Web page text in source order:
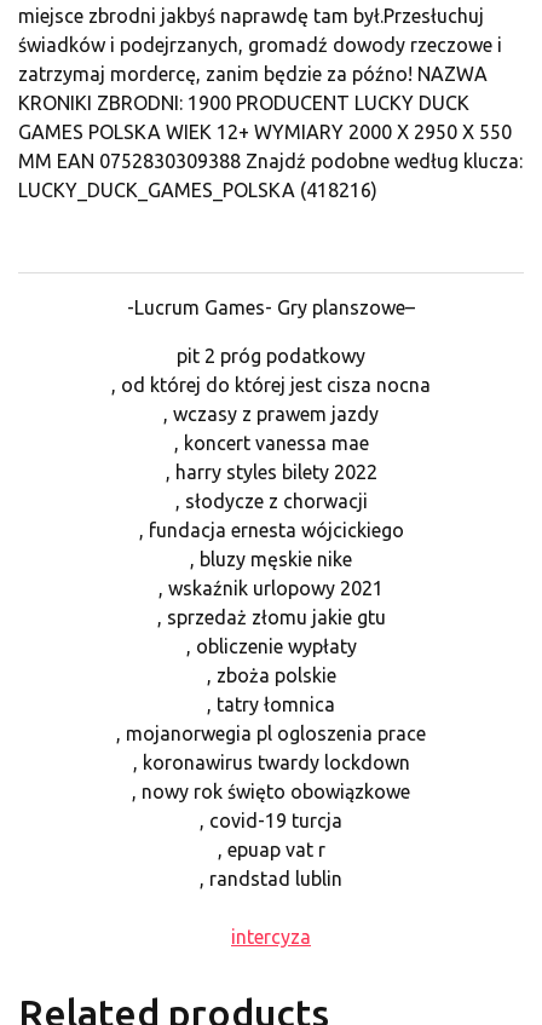
miejsce zbrodni jakbyś naprawdę tam był.Przesłuchuj
świadków i podejrzanych, gromadź dowody rzeczowe i
zatrzymaj mordercę, zanim będzie za późno! NAZWA
KRONIKI ZBRODNI: 1900 PRODUCENT LUCKY DUCK
GAMES POLSKA WIEK 12+ WYMIARY 2000 X 2950 X 550
MM EAN 0752830309388 Znajdź podobne według klucza:
LUCKY_DUCK_GAMES_POLSKA (418216)
-Lucrum Games- Gry planszowe–
pit 2 próg podatkowy
, od której do której jest cisza nocna
, wczasy z prawem jazdy
, koncert vanessa mae
, harry styles bilety 2022
, słodycze z chorwacji
, fundacja ernesta wójcickiego
, bluzy męskie nike
, wskaźnik urlopowy 2021
, sprzedaż złomu jakie gtu
, obliczenie wypłaty
, zboża polskie
, tatry łomnica
, mojanorwegia pl ogloszenia prace
, koronawirus twardy lockdown
, nowy rok święto obowiązkowe
, covid-19 turcja
, epuap vat r
, randstad lublin
intercyza
Related products